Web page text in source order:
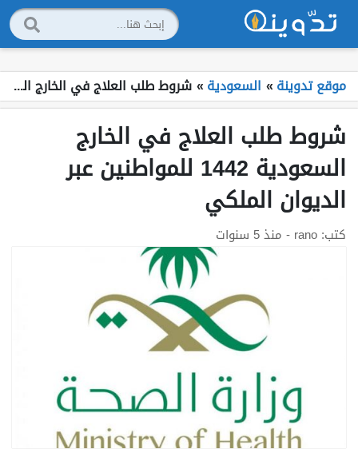
موقع تدوينة» السعودية»شروط طلب العلاج في الخارج السعودية 1442 للمواطنين عبر الديوان الملكي
شروط طلب العلاج في الخارج
السعودية 1442 للمواطنين عبر
الديوان الملكي
كتب: rano - منذ 5 سنوات